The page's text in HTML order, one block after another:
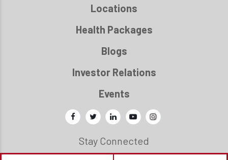
Locations
Health Packages
Blogs
Investor Relations
Events
Stay Connected